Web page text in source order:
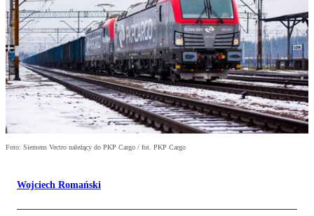
Foto: Siemens Vectro należący do PKP Cargo / fot. PKP Cargo
Wojciech Romański